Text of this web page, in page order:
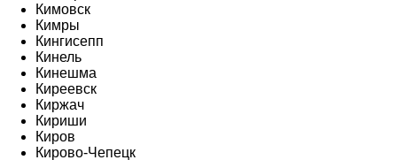
Кимовск
Кимры
Кингисепп
Кинель
Кинешма
Киреевск
Киржач
Кириши
Киров
Кирово-Чепецк